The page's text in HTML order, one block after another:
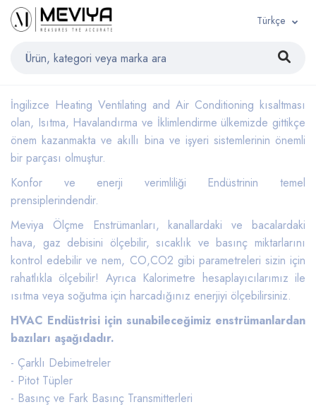
Türkçe
İngilizce Heating Ventilating and Air Conditioning kısaltması
olan, Isıtma, Havalandırma ve İklimlendirme ülkemizde gittikçe
önem kazanmakta ve akıllı bina ve işyeri sistemlerinin önemli
bir parçası olmuştur.
Konfor ve enerji verimliliği Endüstrinin temel
prensiplerindendir.
Meviya Ölçme Enstrümanları, kanallardaki ve bacalardaki
hava, gaz debisini ölçebilir, sıcaklık ve basınç miktarlarını
kontrol edebilir ve nem, CO,CO2 gibi parametreleri sizin için
rahatlıkla ölçebilir! Ayrıca Kalorimetre hesaplayıcılarımız ile
ısıtma veya soğutma için harcadığınız enerjiyi ölçebilirsiniz.
HVAC Endüstrisi için sunabileceğimiz enstrümanlardan
bazıları aşağıdadır.
- Çarklı Debimetreler
- Pitot Tüpler
- Basınç ve Fark Basınç Transmitterleri